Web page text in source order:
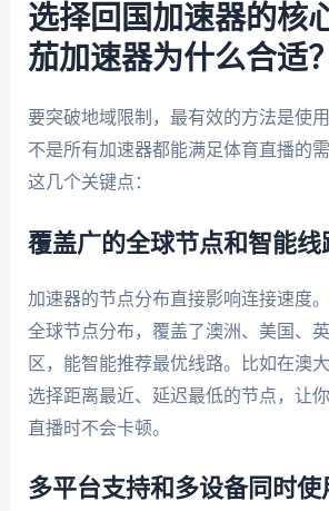
选择回国加速器的核
茄加速器为什么合适？
要突破地域限制，最有效的方法是使
不是所有加速器都能满足体育直播的
这几个关键点：
覆盖广的全球节点和智能线
加速器的节点分布直接影响连接速度。
全球节点分布，覆盖了澳洲、美国、
区，能智能推荐最优线路。比如在澳
选择距离最近、延迟最低的节点，让
直播时不会卡顿。
多平台支持和多设备同时使